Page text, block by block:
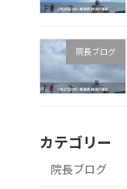
院長ブログ
カテゴリー
院長ブログ